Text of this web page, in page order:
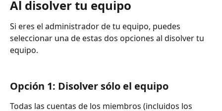
Al disolver tu equipo
Si eres el administrador de tu equipo, puedes
seleccionar una de estas dos opciones al disolver tu
equipo.
Opción 1: Disolver sólo el equipo
Todas las cuentas de los miembros (incluidos los